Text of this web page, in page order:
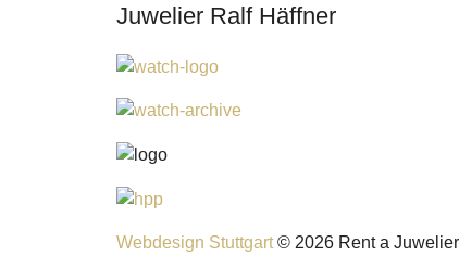
Juwelier Ralf Häffner
Webdesign Stuttgart © 2026 Rent a Juwelier